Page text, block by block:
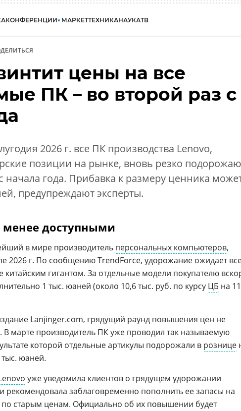
КОНФЕРЕНЦИИ МАРКЕТТЕХНИКАНАУКАТВ
цены на все
ПК – во второй раз с
2026 г. все ПК производства Lenovo,
позиции на рынке, вновь резко
начала года. Прибавка к размеру ценника
предупреждают эксперты.
менее доступными
в мире производитель персональных компьютеров,
2026 г. По сообщению TrendForce, удорожание ожидает
гигантом. За отдельные модели покупателю
1 тыс. юаней (около 10,6 тыс. руб. по курсу ЦБ на 11
Lanjinger.com, грядущий раунд повышения цен не
В марте производитель ПК уже проводил так называемую
которой отдельные артикулы подорожали в рознице
юаней.
уже уведомила клиентов о грядущем удорожании
рекомендовала заблаговременно пополнить ее запасы на
по старым ценам. Официально об их повышении будет